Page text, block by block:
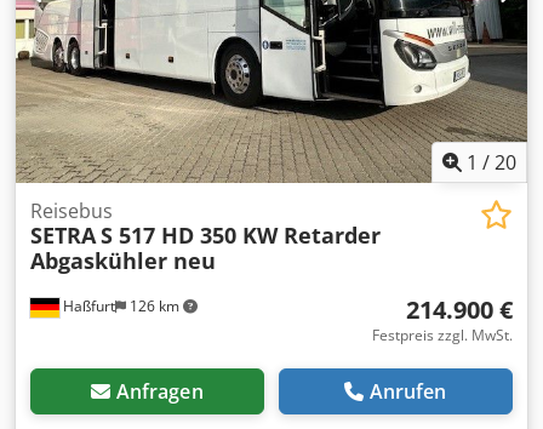
1 /20
Haßfurt 126 km
Reisebus
SETRAS 517 HD 350 KW Retarder
Abgaskühler neu
214.900 €
Festpreis zzgl. MwSt.
Anfragen Anrufen